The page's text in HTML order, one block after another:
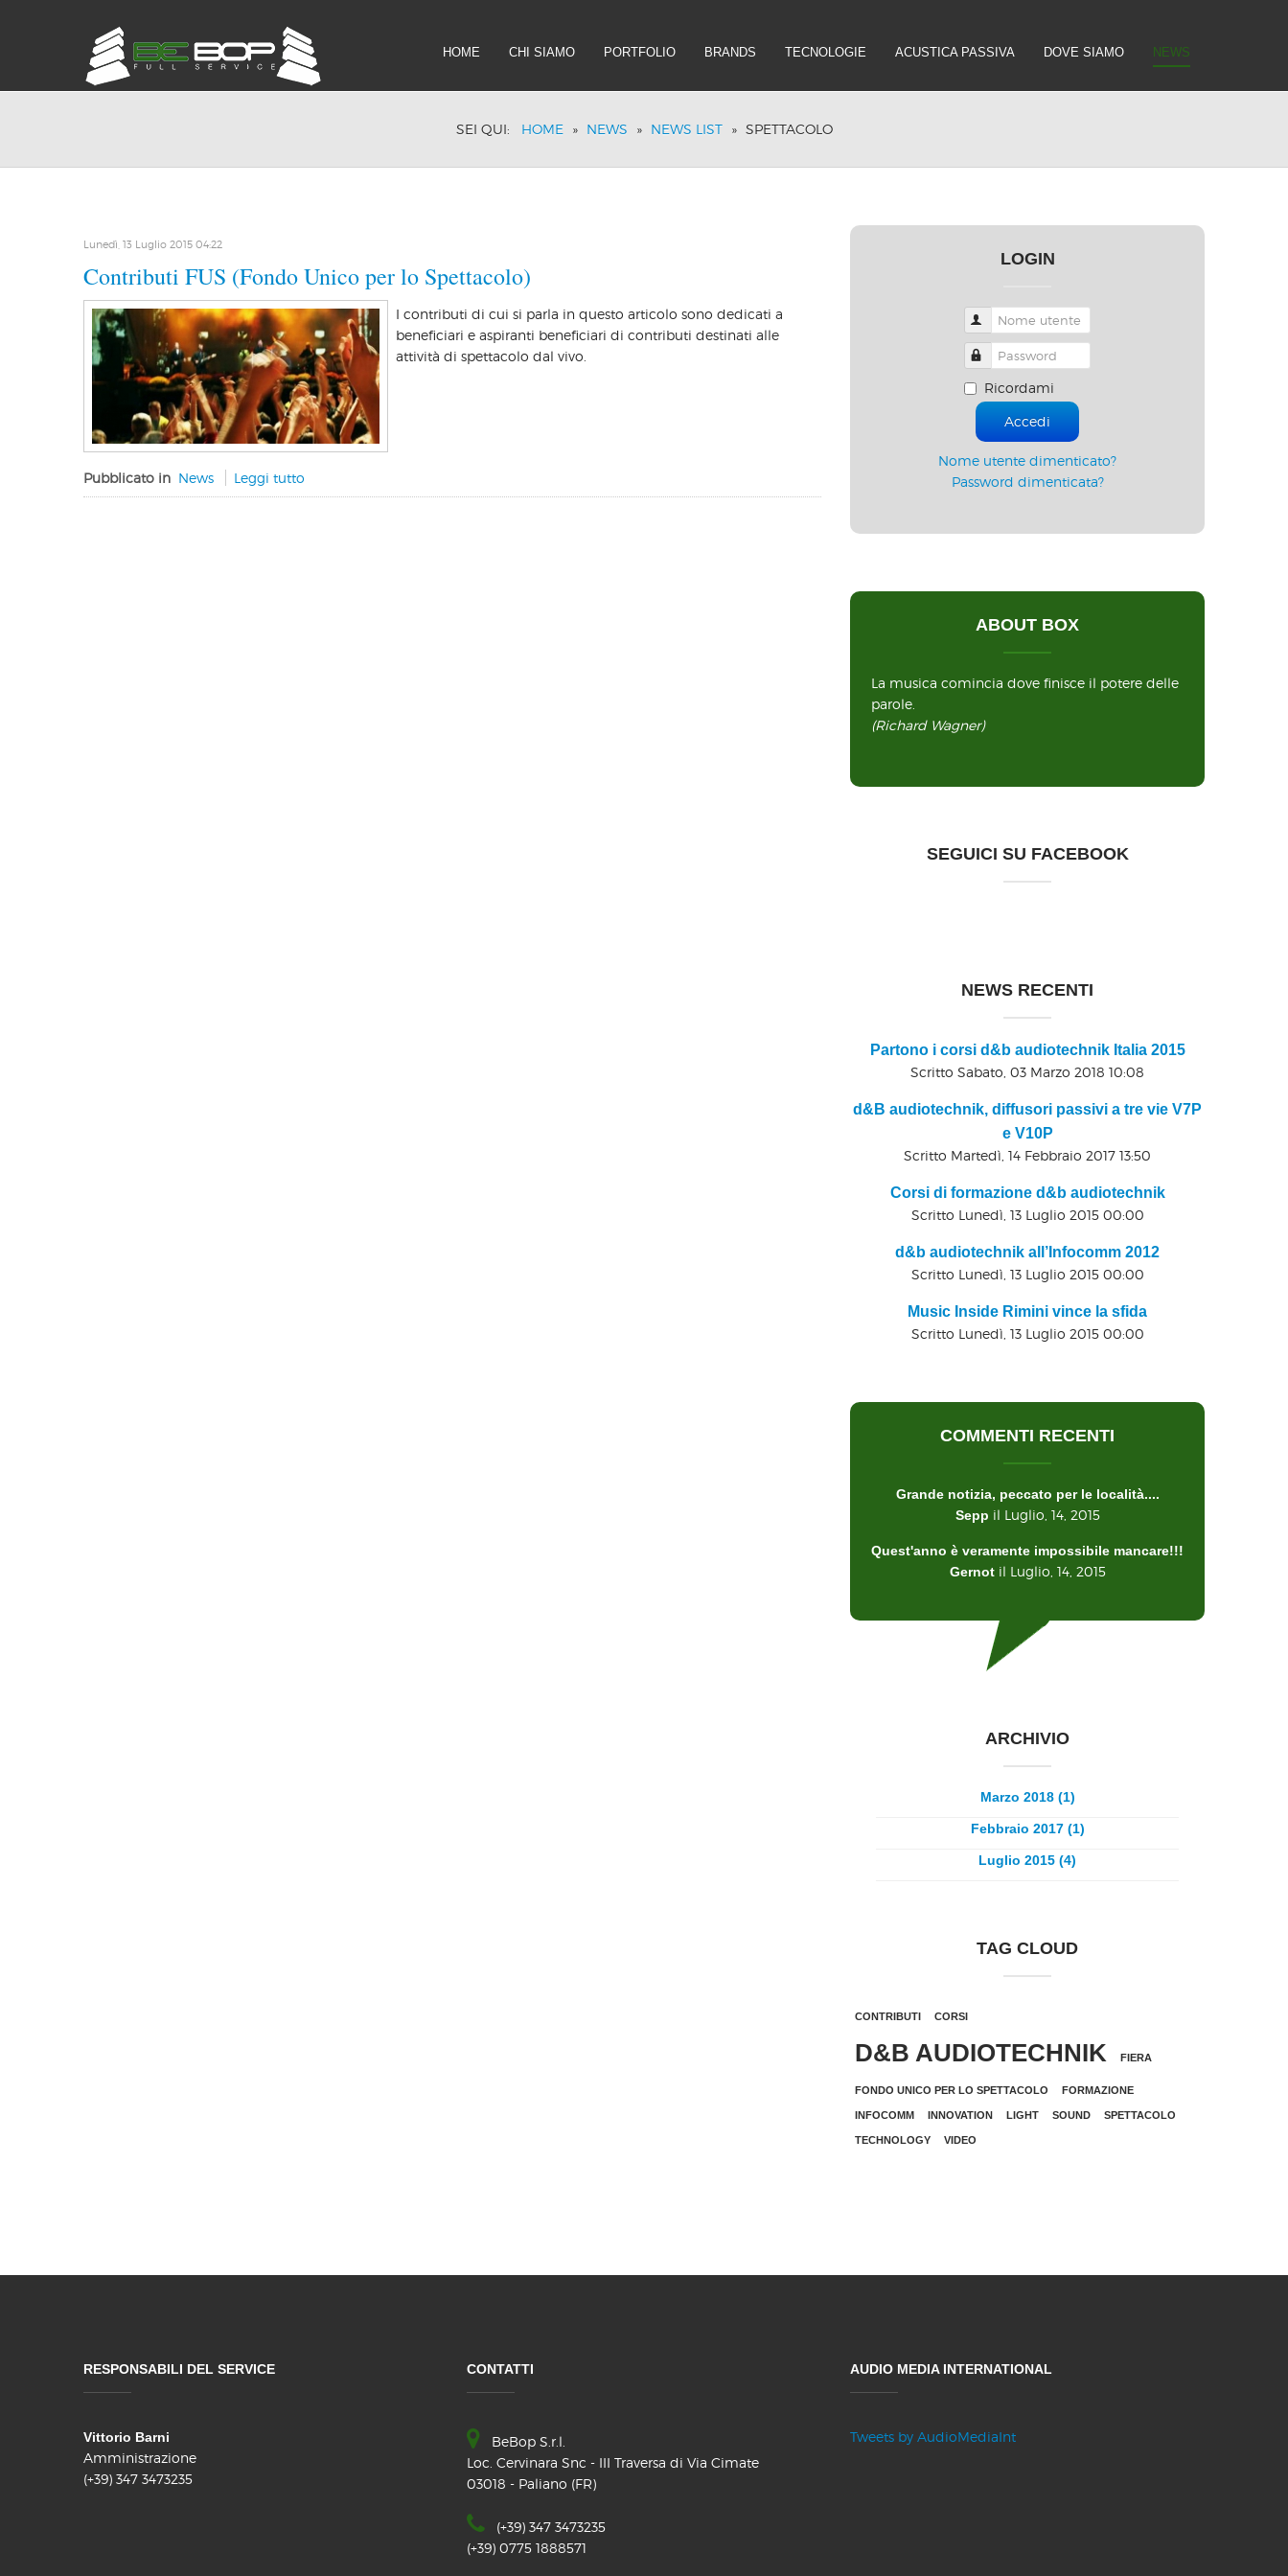
HOME CHI SIAMO PORTFOLIO BRANDS TECNOLOGIE ACUSTICA PASSIVA DOVE SIAMO NEWS
SEI QUI: HOME » NEWS » NEWS LIST » SPETTACOLO
Lunedì, 13 Luglio 2015 04:22
Contributi FUS (Fondo Unico per lo Spettacolo)
I contributi di cui si parla in questo articolo sono dedicati a
beneficiari e aspiranti beneficiari di contributi destinati alle
attività di spettacolo dal vivo.
Pubblicato in News Leggi tutto
LOGIN
Nome utente
Password
Ricordami
Accedi
Nome utente dimenticato?
Password dimenticata?
ABOUT BOX
La musica comincia dove finisce il potere delle
parole.
(Richard Wagner)
SEGUICI SU FACEBOOK
NEWS RECENTI
Partono i corsi d&b audiotechnik Italia 2015
Scritto Sabato, 03 Marzo 2018 10:08
d&B audiotechnik, diffusori passivi a tre vie V7P
e V10P
Scritto Martedì, 14 Febbraio 2017 13:50
Corsi di formazione d&b audiotechnik
Scritto Lunedì, 13 Luglio 2015 00:00
d&b audiotechnik all’Infocomm 2012
Scritto Lunedì, 13 Luglio 2015 00:00
Music Inside Rimini vince la sfida
Scritto Lunedì, 13 Luglio 2015 00:00
COMMENTI RECENTI
Grande notizia, peccato per le località....
Sepp il Luglio, 14, 2015
Quest'anno è veramente impossibile mancare!!!
Gernot il Luglio, 14, 2015
ARCHIVIO
Marzo 2018 (1)
Febbraio 2017 (1)
Luglio 2015 (4)
TAG CLOUD
CONTRIBUTI CORSI
D&B AUDIOTECHNIK FIERA
FONDO UNICO PER LO SPETTACOLO FORMAZIONE
INFOCOMM INNOVATION LIGHT SOUND SPETTACOLO
TECHNOLOGY VIDEO
RESPONSABILI DEL SERVICE
Vittorio Barni
Amministrazione
(+39) 347 3473235
CONTATTI
BeBop S.r.l.
Loc. Cervinara Snc - III Traversa di Via Cimate
03018 - Paliano (FR)
(+39) 347 3473235
(+39) 0775 1888571
AUDIO MEDIA INTERNATIONAL
Tweets by AudioMediaInt